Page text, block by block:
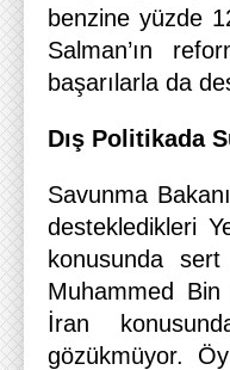
benzine yüzde
Salman’ın
başarılarla da
Dış Politikada
Savunma
destekledikleri
konusunda
Muhammed Bin
İran
gözükmüyor.